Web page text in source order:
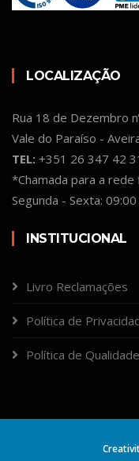
LOCALIZAÇÃO
Rua 18 de Dezembro
Vale do Paraíso -
TEL: +351 26 347 42
*Chamada para a rede
Segunda - Sexta:
INSTITUCIONAL
Livro Reclamações
Política de
Política de Qualidade